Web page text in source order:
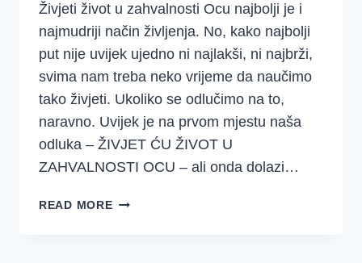
Živjeti život u zahvalnosti Ocu najbolji je i
najmudriji način življenja. No, kako najbolji
put nije uvijek ujedno ni najlakši, ni najbrži,
svima nam treba neko vrijeme da naučimo
tako živjeti. Ukoliko se odlučimo na to,
naravno. Uvijek je na prvom mjestu naša
odluka – ŽIVJET ĆU ŽIVOT U
ZAHVALNOSTI OCU – ali onda dolazi…
READ MOREZAHVALNOST